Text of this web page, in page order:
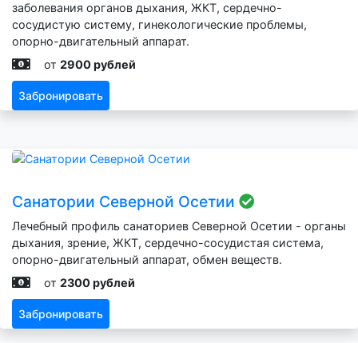
заболевания органов дыхания, ЖКТ, сердечно-
сосудистую систему, гинекологические проблемы,
опорно-двигательный аппарат.
от 2900 рублей
Забронировать
Санатории Северной Осетии
Лечебный профиль санаториев Северной Осетии - органы
дыхания, зрение, ЖКТ, сердечно-сосудистая система,
опорно-двигательный аппарат, обмен веществ.
от 2300 рублей
Забронировать